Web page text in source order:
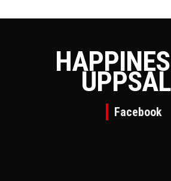
Facebook